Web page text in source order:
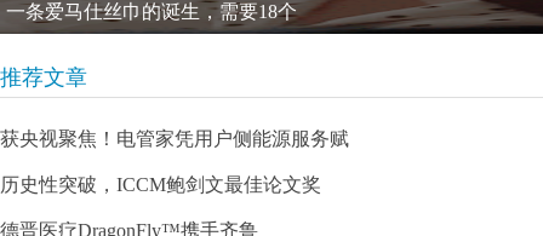
一条爱马仕丝巾的诞生，需要18个
推荐文章
获央视聚焦！电管家凭用户侧能源服务赋
历史性突破，ICCM鲍剑文最佳论文奖
德晋医疗DragonFly™携手齐鲁